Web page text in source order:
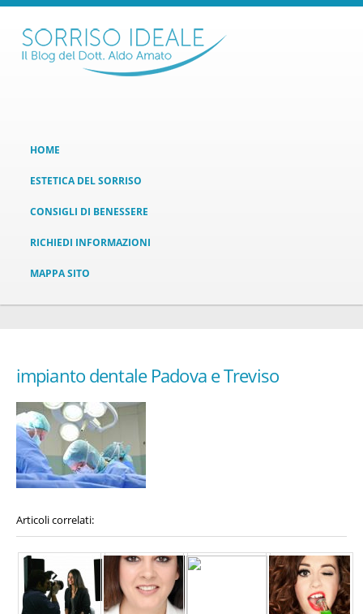
HOME
ESTETICA DEL SORRISO
CONSIGLI DI BENESSERE
RICHIEDI INFORMAZIONI
MAPPA SITO
impianto dentale Padova e Treviso
Articoli correlati: